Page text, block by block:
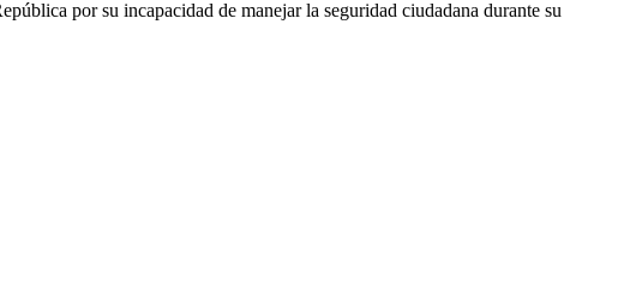
por su incapacidad de manejar la seguridad ciudadana durante su